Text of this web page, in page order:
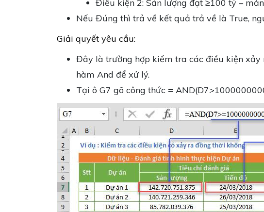
Điều kiện 2: Sản lượng đạt ≥100 tỷ –
Nếu Đúng thì trả về kết quả trả về là True,
Giải quyết yêu cầu:
Đây là trường hợp kiểm tra các điều kiện
hàm And để xử lý.
Tại ô G7 gõ công thức =